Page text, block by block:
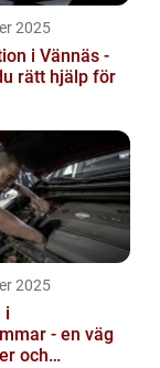
2025
i Vännäs -
rätt hjälp för
2025
i
- en väg
och